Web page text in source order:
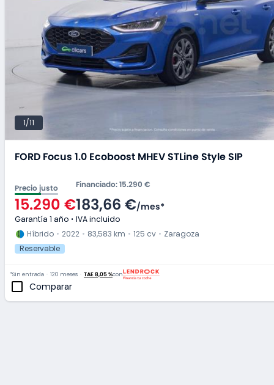
FORD Focus 1.0 Ecoboost MHEV STLine Style SIP
Precio justo
15.290 €
Financiado: 15.290 €
183,66 €/mes*
Garantía 1 año
IVA incluido
Híbrido
2022 83,583 km 125 cv
Zaragoza
Reservable
1/11
Comparar
*Sin entrada 120 meses TAE 8,05 %con